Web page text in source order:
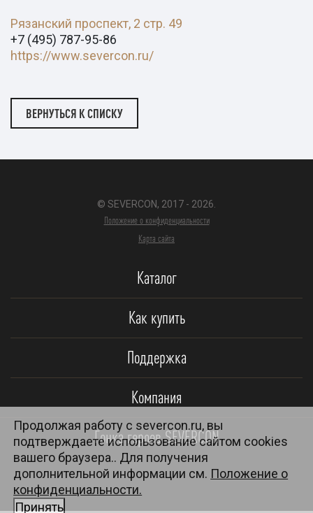
Рязанский проспект, 2 стр. 49
+7 (495) 787-95-86
https://www.severcon.ru/
ВЕРНУТЬСЯ К СПИСКУ
© SEVERCON, 2017 - 2026.
Положение о конфиденциальности
Карта сайта
Каталог
Как купить
Поддержка
Компания
Гонка героев SEVERCON
Продолжая работу с severcon.ru, вы
подтверждаете использование сайтом cookies
вашего браузера.. Для получения
дополнительной информации см. Положение о
конфиденциальности.
Принять